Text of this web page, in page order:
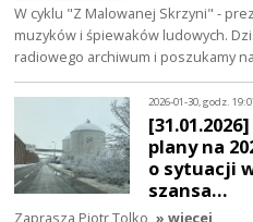
W cyklu "Z Malowanej Skrzyni" -
muzyków i śpiewaków ludowych.
radiowego archiwum i poszukamy
2026-01-30, godz.
plany na
o sytuacji
szansa…
Zaprasza Piotr Tolko » więcej